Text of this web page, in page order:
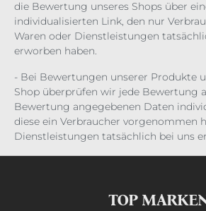
die Bewertung unseres Shops über
individualisierten Link, den nur
Waren oder Dienstleistungen
erworben haben.
- Bei Bewertungen unserer Produkte
Shop überprüfen wir jede Bewertung
Bewertung angegebenen Daten
diese ein Verbraucher vorgenommen
Dienstleistungen tatsächlich bei uns
TOP